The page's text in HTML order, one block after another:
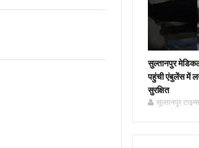
सुल्तानपुर
पहुंची एंबुलेंस में
सुरक्षित
सुल्तानपुर टाइम्स